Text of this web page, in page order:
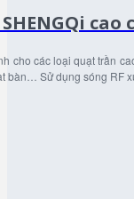
cao
cho các loại quạt trần
bàn… Sử dụng sóng RF